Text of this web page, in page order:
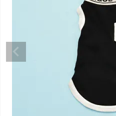
を見る
ビーチェホリック
スーパーベー君 クー
ルプラスタンクトッ
プ GREEN
販売価格
税込
詳細を見る